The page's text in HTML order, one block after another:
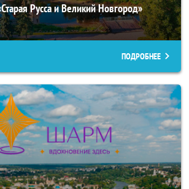
Русса и Великий Новгород»
ПОДРОБНЕЕ